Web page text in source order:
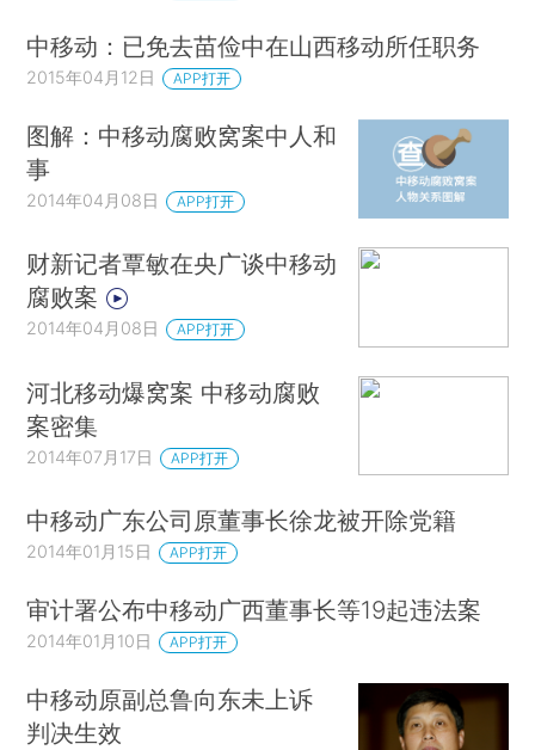
中移动：已免去苗俭中在山西移动所任职务
2015年04月12日 APP打开
图解：中移动腐败窝案中人和
事
2014年04月08日 APP打开
财新记者覃敏在央广谈中移动
腐败案
2014年04月08日 APP打开
河北移动爆窝案 中移动腐败
案密集
2014年07月17日 APP打开
中移动广东公司原董事长徐龙被开除党籍
2014年01月15日 APP打开
审计署公布中移动广西董事长等19起违法案
2014年01月10日 APP打开
中移动原副总鲁向东未上诉
判决生效